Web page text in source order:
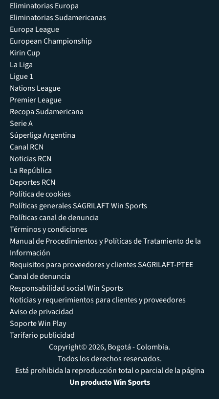
Eliminatorias Europa
Eliminatorias Sudamericanas
Europa League
European Championship
Kirin Cup
La Liga
Ligue 1
Nations League
Premier League
Recopa Sudamericana
Serie A
Súperliga Argentina
Canal RCN
Noticias RCN
La República
Deportes RCN
Política de cookies
Políticas generales SAGRILAFT Win Sports
Políticas canal de denuncia
Términos y condiciones
Manual de Procedimientos y Políticas de Tratamiento de la
Información
Requisitos para proveedores y clientes SAGRILAFT-PTEE
Canal de denuncia
Responsabilidad social Win Sports
Noticias y requerimientos para clientes y proveedores
Aviso de privacidad
Soporte Win Play
Tarifario publicidad
Copyright© 2026, Bogotá - Colombia.
Todos los derechos reservados.
Está prohibida la reproducción total o parcial de la página
Un producto Win Sports